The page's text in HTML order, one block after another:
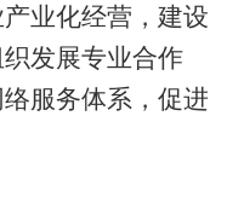
业化经营，建设
发展专业合作
服务体系，促进